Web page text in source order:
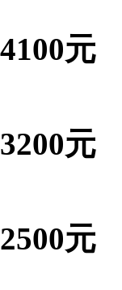
元
元
元